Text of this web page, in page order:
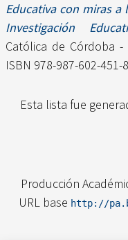
Educativa con miras
Investigación
Católica de Córdoba
ISBN 978-987-602-
Esta lista fue
Producción
URL base http://